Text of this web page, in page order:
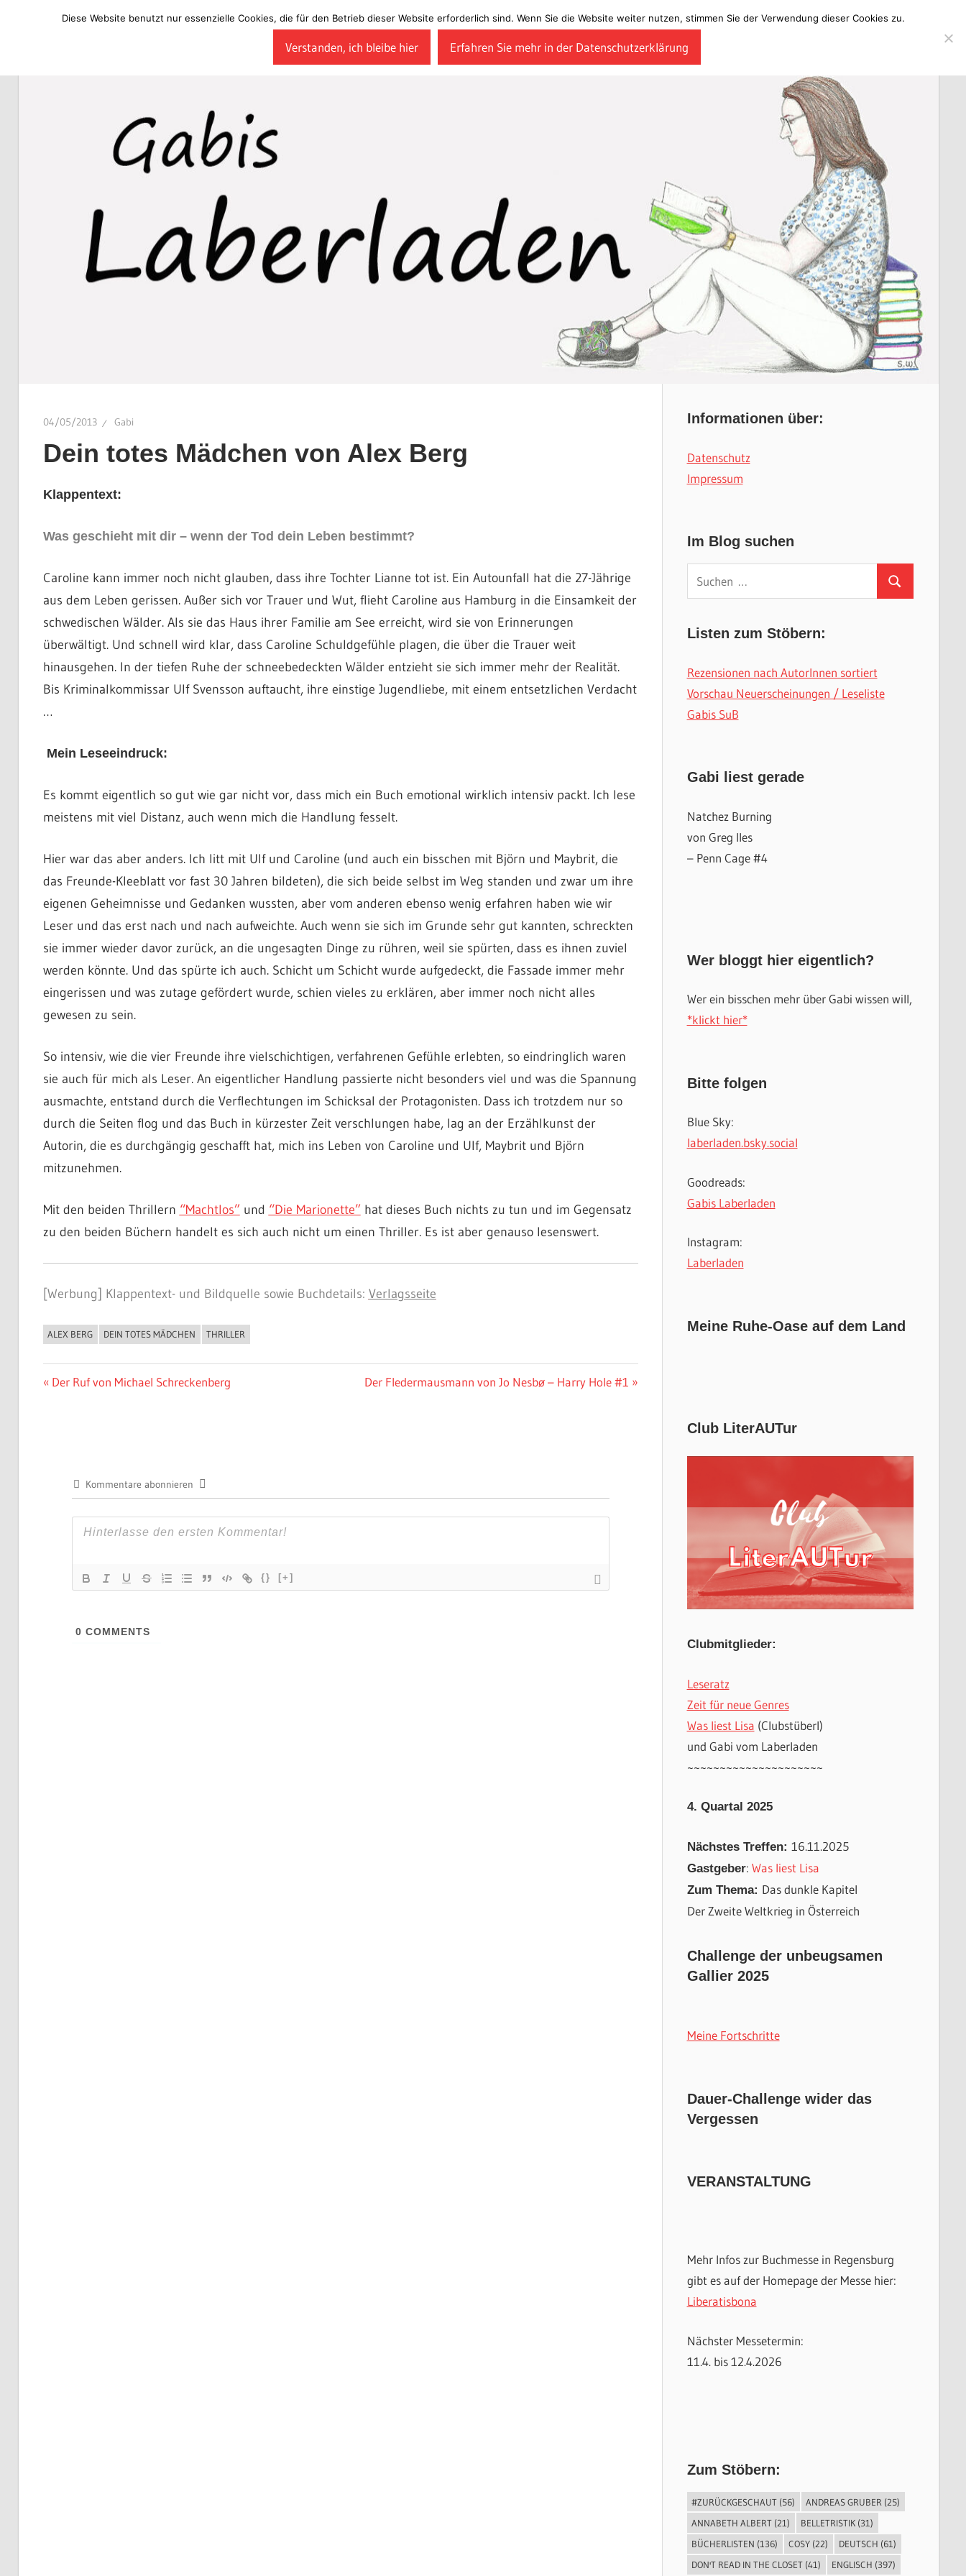
04/05/2013 Gabi
Dein totes Mädchen von Alex Berg
Klappentext:
Was geschieht mit dir – wenn der Tod dein Leben bestimmt?
Caroline kann immer noch nicht glauben, dass ihre Tochter Lianne tot ist. Ein Autounfall hat die 27-Jährige
aus dem Leben gerissen. Außer sich vor Trauer und Wut, flieht Caroline aus Hamburg in die Einsamkeit der
schwedischen Wälder. Als sie das Haus ihrer Familie am See erreicht, wird sie von Erinnerungen
überwältigt. Und schnell wird klar, dass Caroline Schuldgefühle plagen, die über die Trauer weit
hinausgehen. In der tiefen Ruhe der schneebedeckten Wälder entzieht sie sich immer mehr der Realität.
Bis Kriminalkommissar Ulf Svensson auftaucht, ihre einstige Jugendliebe, mit einem entsetzlichen Verdacht
…
Mein Leseeindruck:
Es kommt eigentlich so gut wie gar nicht vor, dass mich ein Buch emotional wirklich intensiv packt. Ich lese
meistens mit viel Distanz, auch wenn mich die Handlung fesselt.
Hier war das aber anders. Ich litt mit Ulf und Caroline (und auch ein bisschen mit Björn und Maybrit, die
das Freunde-Kleeblatt vor fast 30 Jahren bildeten), die sich beide selbst im Weg standen und zwar um ihre
eigenen Geheimnisse und Gedanken wussten, aber vom anderen ebenso wenig erfahren haben wie wir
Leser und das erst nach und nach aufweichte. Auch wenn sie sich im Grunde sehr gut kannten, schreckten
sie immer wieder davor zurück, an die ungesagten Dinge zu rühren, weil sie spürten, dass es ihnen zuviel
werden könnte. Und das spürte ich auch. Schicht um Schicht wurde aufgedeckt, die Fassade immer mehr
eingerissen und was zutage gefördert wurde, schien vieles zu erklären, aber immer noch nicht alles
gewesen zu sein.
So intensiv, wie die vier Freunde ihre vielschichtigen, verfahrenen Gefühle erlebten, so eindringlich waren
sie auch für mich als Leser. An eigentlicher Handlung passierte nicht besonders viel und was die Spannung
ausmachte, entstand durch die Verflechtungen im Schicksal der Protagonisten. Dass ich trotzdem nur so
durch die Seiten flog und das Buch in kürzester Zeit verschlungen habe, lag an der Erzählkunst der
Autorin, die es durchgängig geschafft hat, mich ins Leben von Caroline und Ulf, Maybrit und Björn
mitzunehmen.
Mit den beiden Thrillern “Machtlos” und “Die Marionette” hat dieses Buch nichts zu tun und im Gegensatz
zu den beiden Büchern handelt es sich auch nicht um einen Thriller. Es ist aber genauso lesenswert.
[Werbung] Klappentext- und Bildquelle sowie Buchdetails: Verlagsseite
BUCHIGES
ALEX BERG DEIN TOTES MÄDCHEN THRILLER
Beitragsnavigation
Vorheriger
Der Ruf von Michael Schreckenberg
Nächster
Der Fledermausmann von Jo Nesbø – Harry Hole #1
Kommentare abonnieren
{} [+]
0 COMMENTS
Informationen über:
Datenschutz
Impressum
Im Blog suchen
Suchen
nach:
Suchen
Listen zum Stöbern:
Rezensionen nach AutorInnen sortiert
Vorschau Neuerscheinungen / Leseliste
Gabis SuB
Gabi liest gerade
Natchez Burning
von Greg Iles
– Penn Cage #4
Wer bloggt hier eigentlich?
Wer ein bisschen mehr über Gabi wissen will,
*klickt hier*
Bitte folgen
Blue Sky:
laberladen.bsky.social
Goodreads:
Gabis Laberladen
Instagram:
Laberladen
Meine Ruhe-Oase auf dem Land
Club LiterAUTur
Clubmitglieder:
Leseratz
Zeit für neue Genres
Was liest Lisa (Clubstüberl)
und Gabi vom Laberladen
~~~~~~~~~~~~~~~~~~~~~
4. Quartal 2025
Nächstes Treffen: 16.11.2025
Gastgeber: Was liest Lisa
Zum Thema: Das dunkle Kapitel
Der Zweite Weltkrieg in Österreich
Challenge der unbeugsamen
Gallier 2025
Meine Fortschritte
Dauer-Challenge wider das
Vergessen
VERANSTALTUNG
Mehr Infos zur Buchmesse in Regensburg
gibt es auf der Homepage der Messe hier:
Liberatisbona
Nächster Messetermin:
11.4. bis 12.4.2026
Zum Stöbern:
#ZURÜCKGESCHAUT (56) ANDREAS GRUBER (25)
ANNABETH ALBERT (21) BELLETRISTIK (31)
BÜCHERLISTEN (136) COSY (22) DEUTSCH (61)
DON'T READ IN THE CLOSET (41) ENGLISCH (397)
Diese Website benutzt nur essenzielle Cookies, die für den Betrieb dieser Website erforderlich sind. Wenn Sie die Website weiter nutzen, stimmen Sie der Verwendung dieser Cookies zu.
Verstanden, ich bleibe hier Erfahren Sie mehr in der Datenschutzerklärung